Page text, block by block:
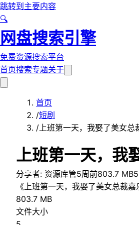
跳转到主要内容
🔍
网盘搜索引擎
免费资源搜索平台
首页搜索专题关于
首页
/短剧
/上班第一天，我娶了美女总
上班第一天，我
分享者: 资源库管5周前803.7 MB5
《上班第一天，我娶了美女总裁
803.7 MB
文件大小